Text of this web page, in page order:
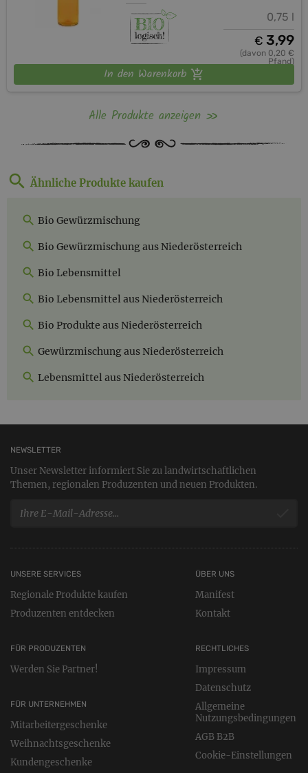
0,75 l
€ 3,99
(davon 0,20 €
Pfand)
In den Warenkorb
Alle Produkte anzeigen
Ähnliche Produkte kaufen
Bio Gewürzmischung
Bio Gewürzmischung aus Niederösterreich
Bio Lebensmittel
Bio Lebensmittel aus Niederösterreich
Bio Produkte aus Niederösterreich
Gewürzmischung aus Niederösterreich
Lebensmittel aus Niederösterreich
NEWSLETTER
Unser Newsletter informiert Sie zu landwirtschaftlichen
Themen, regionalen Produzenten und neuen Produkten.
UNSERE SERVICES
Regionale Produkte kaufen
Produzenten entdecken
FÜR PRODUZENTEN
Werden Sie Partner!
FÜR UNTERNEHMEN
Mitarbeitergeschenke
Weihnachtsgeschenke
Kundengeschenke
RECHTLICHES
Impressum
Datenschutz
Allgemeine
Nutzungsbedingungen
AGB B2B
Cookie-Einstellungen
ÜBER UNS
Manifest
Kontakt